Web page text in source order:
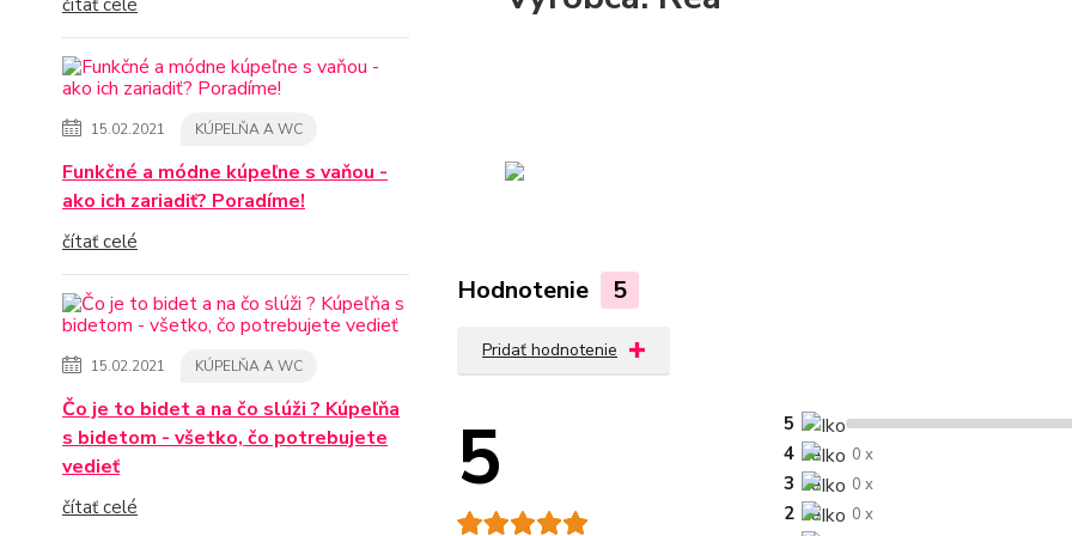
čítať celé
15.02.2021 KÚPELŇA A WC
Funkčné a módne kúpeľne s vaňou -
ako ich zariadiť? Poradíme!
čítať celé
15.02.2021 KÚPELŇA A WC
Čo je to bidet a na čo slúži ? Kúpeľňa
s bidetom - všetko, čo potrebujete
vedieť
čítať celé
Hodnotenie 5
Pridať hodnotenie
5
5
4
0 x
3 0 x
2 0 x